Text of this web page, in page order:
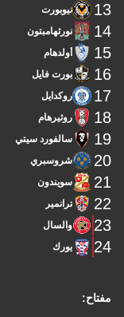
مفتاح:
13 نيوبورت
14 نورثهامبتون
15 أولدهام
16 بورت فايل
17 روكدايل
18 روثيرهام
19 سالفورد سيتي
20 شروسبري
21 سويندون
22 ترانمير
23 والسال
24 يورك